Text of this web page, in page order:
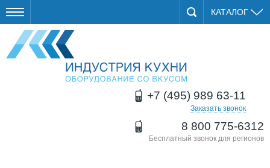
КАТАЛОГ
+7 (495) 989 63-11
Заказать звонок
8 800 775-6312
Бесплатный звонок для регионов